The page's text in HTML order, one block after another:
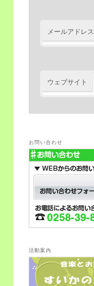
メールアドレス
ウェブサイト
お問い合わせ
活動案内